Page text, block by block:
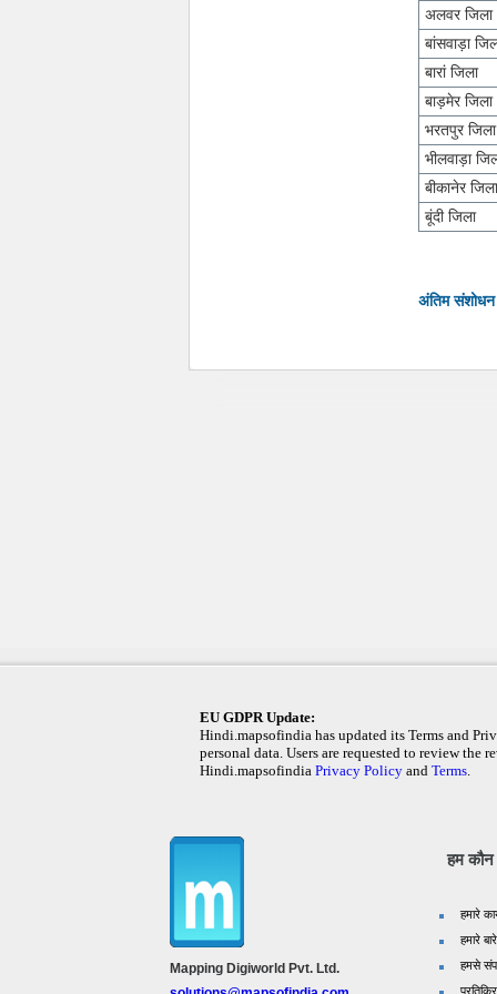
अलवर जिला
बांसवाड़ा
बारां जिला
बाड़मेर जिला
भरतपुर जिला
भीलवाड़ा
बीकानेर
बूंदी जिला
अंतिम
EU GDPR Update:
Hindi.mapsofindia has updated its Terms and
personal data. Users are requested to review the
Hindi.mapsofindia Privacy Policyand Terms.
Mapping Digiworld Pvt. Ltd.
हम कौन
हमारे
हमारे
हमसे